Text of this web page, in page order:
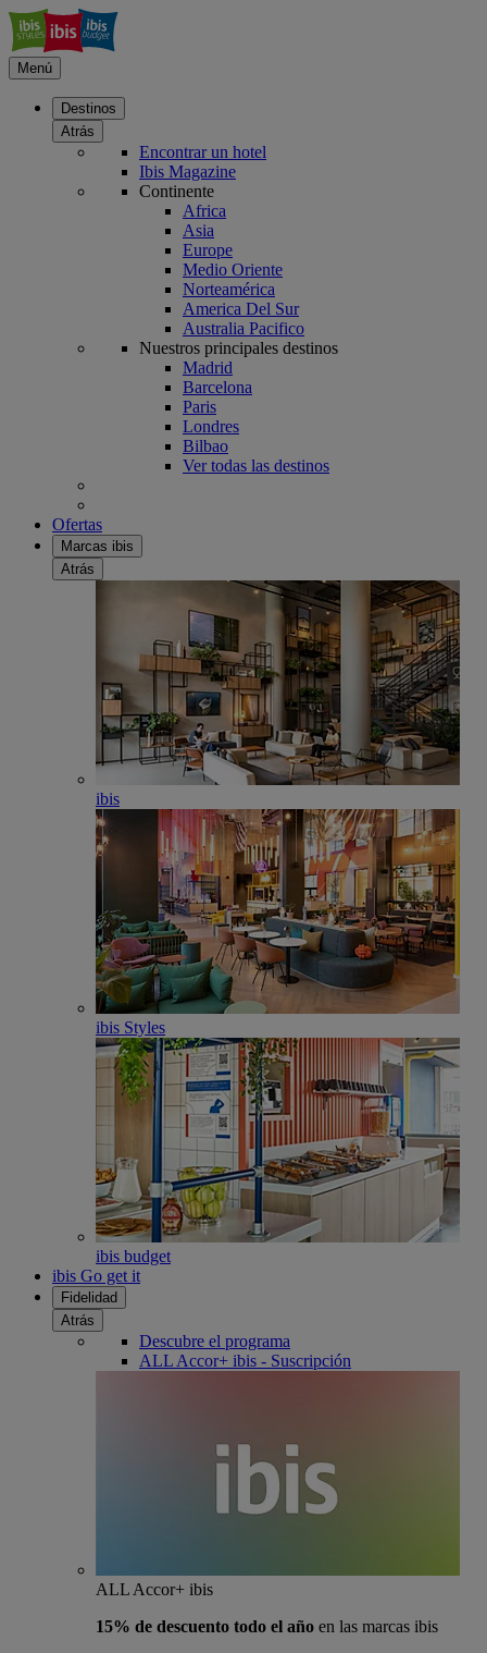
Menú
Destinos
Atrás
Encontrar un hotel
Ibis Magazine
Continente
Africa
Asia
Europe
Medio Oriente
Norteamérica
America Del Sur
Australia Pacifico
Nuestros principales destinos
Madrid
Barcelona
Paris
Londres
Bilbao
Ver todas las destinos
Ofertas
Marcas ibis
Atrás
ibis
ibis Styles
ibis budget
ibis Go get it
Fidelidad
Atrás
Descubre el programa
ALL Accor+ ibis - Suscripción
ALL Accor+ ibis
15% de descuento todo el año en las marcas ibis